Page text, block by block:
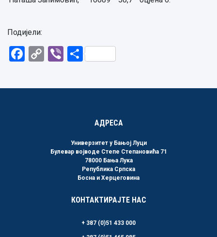
Подијели:
Facebook
CopyViberShare
АДРЕСА
Универзитет у Бањој Луци
Булевар војводе Степе Степановића 71
78000 Бања Лука
Република Српска
Босна и Херцеговина
КОНТАКТИРАЈТЕ НАС
+ 387 (0)51 433 000